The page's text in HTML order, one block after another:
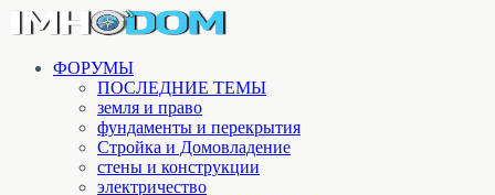
ФОРУМЫ
ПОСЛЕДНИЕ ТЕМЫ
земля и право
фундаменты и перекрытия
Стройка и Домовладение
стены и конструкции
электричество